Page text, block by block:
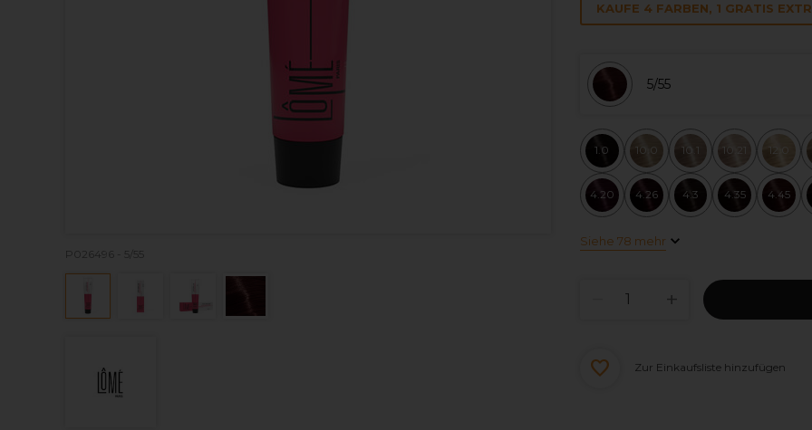
P026496 - 5/55
KAUFE 4 FARBEN, 1 GRATIS
5/55
1.0 10.0 10.1 10.21 12.0
4.20 4.26 4.3 4.35 4.45
Siehe 78 mehr
Zur Einkaufsliste hinzufügen